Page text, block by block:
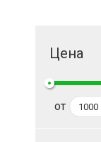
Цена
от